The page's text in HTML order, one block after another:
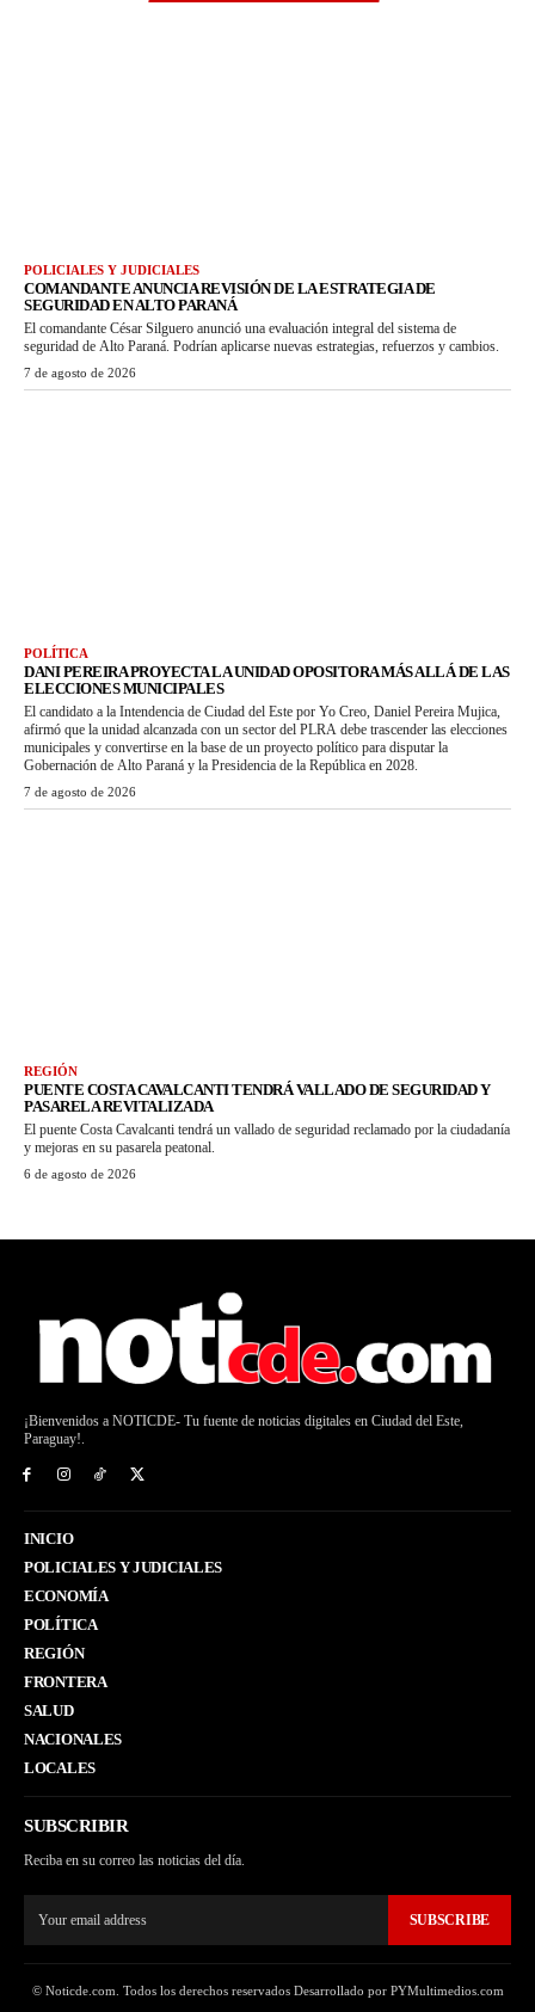
POLICIALES Y JUDICIALES
COMANDANTE ANUNCIA REVISIÓN DE LA ESTRATEGIA DE
SEGURIDAD EN ALTO PARANÁ
El comandante César Silguero anunció una evaluación integral del sistema de
seguridad de Alto Paraná. Podrían aplicarse nuevas estrategias, refuerzos y cambios.
7 de agosto de 2026
POLÍTICA
DANI PEREIRA PROYECTA LA UNIDAD OPOSITORA MÁS ALLÁ DE LAS
ELECCIONES MUNICIPALES
El candidato a la Intendencia de Ciudad del Este por Yo Creo, Daniel Pereira Mujica,
afirmó que la unidad alcanzada con un sector del PLRA debe trascender las elecciones
municipales y convertirse en la base de un proyecto político para disputar la
Gobernación de Alto Paraná y la Presidencia de la República en 2028.
7 de agosto de 2026
REGIÓN
PUENTE COSTA CAVALCANTI TENDRÁ VALLADO DE SEGURIDAD Y
PASARELA REVITALIZADA
El puente Costa Cavalcanti tendrá un vallado de seguridad reclamado por la ciudadanía
y mejoras en su pasarela peatonal.
6 de agosto de 2026
¡Bienvenidos a NOTICDE- Tu fuente de noticias digitales en Ciudad del Este,
Paraguay!.
INICIO
POLICIALES Y JUDICIALES
ECONOMÍA
POLÍTICA
REGIÓN
FRONTERA
SALUD
NACIONALES
LOCALES
SUBSCRIBIR
Reciba en su correo las noticias del día.
SUBSCRIBE
© Noticde.com. Todos los derechos reservados Desarrollado por PYMultimedios.com